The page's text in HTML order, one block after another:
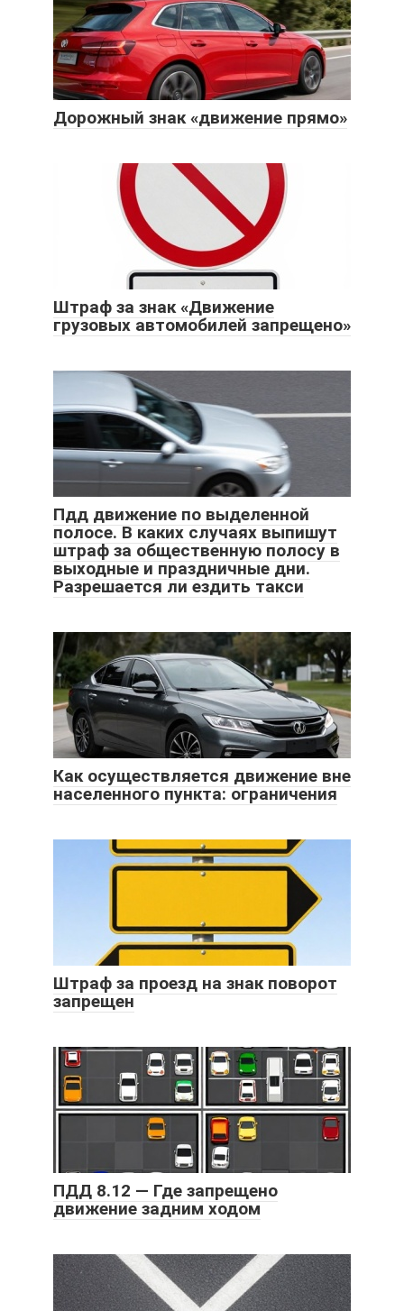
Дорожный знак «движение прямо»
Штраф за знак «Движение
грузовых автомобилей запрещено»
Пдд движение по выделенной
полосе. В каких случаях выпишут
штраф за общественную полосу в
выходные и праздничные дни.
Разрешается ли ездить такси
Как осуществляется движение вне
населенного пункта: ограничения
Штраф за проезд на знак поворот
запрещен
ПДД 8.12 — Где запрещено
движение задним ходом